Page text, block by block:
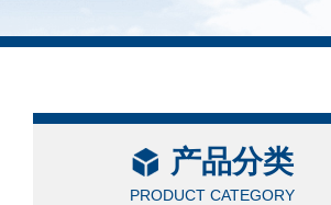
产品分类
PRODUCT CATEGORY